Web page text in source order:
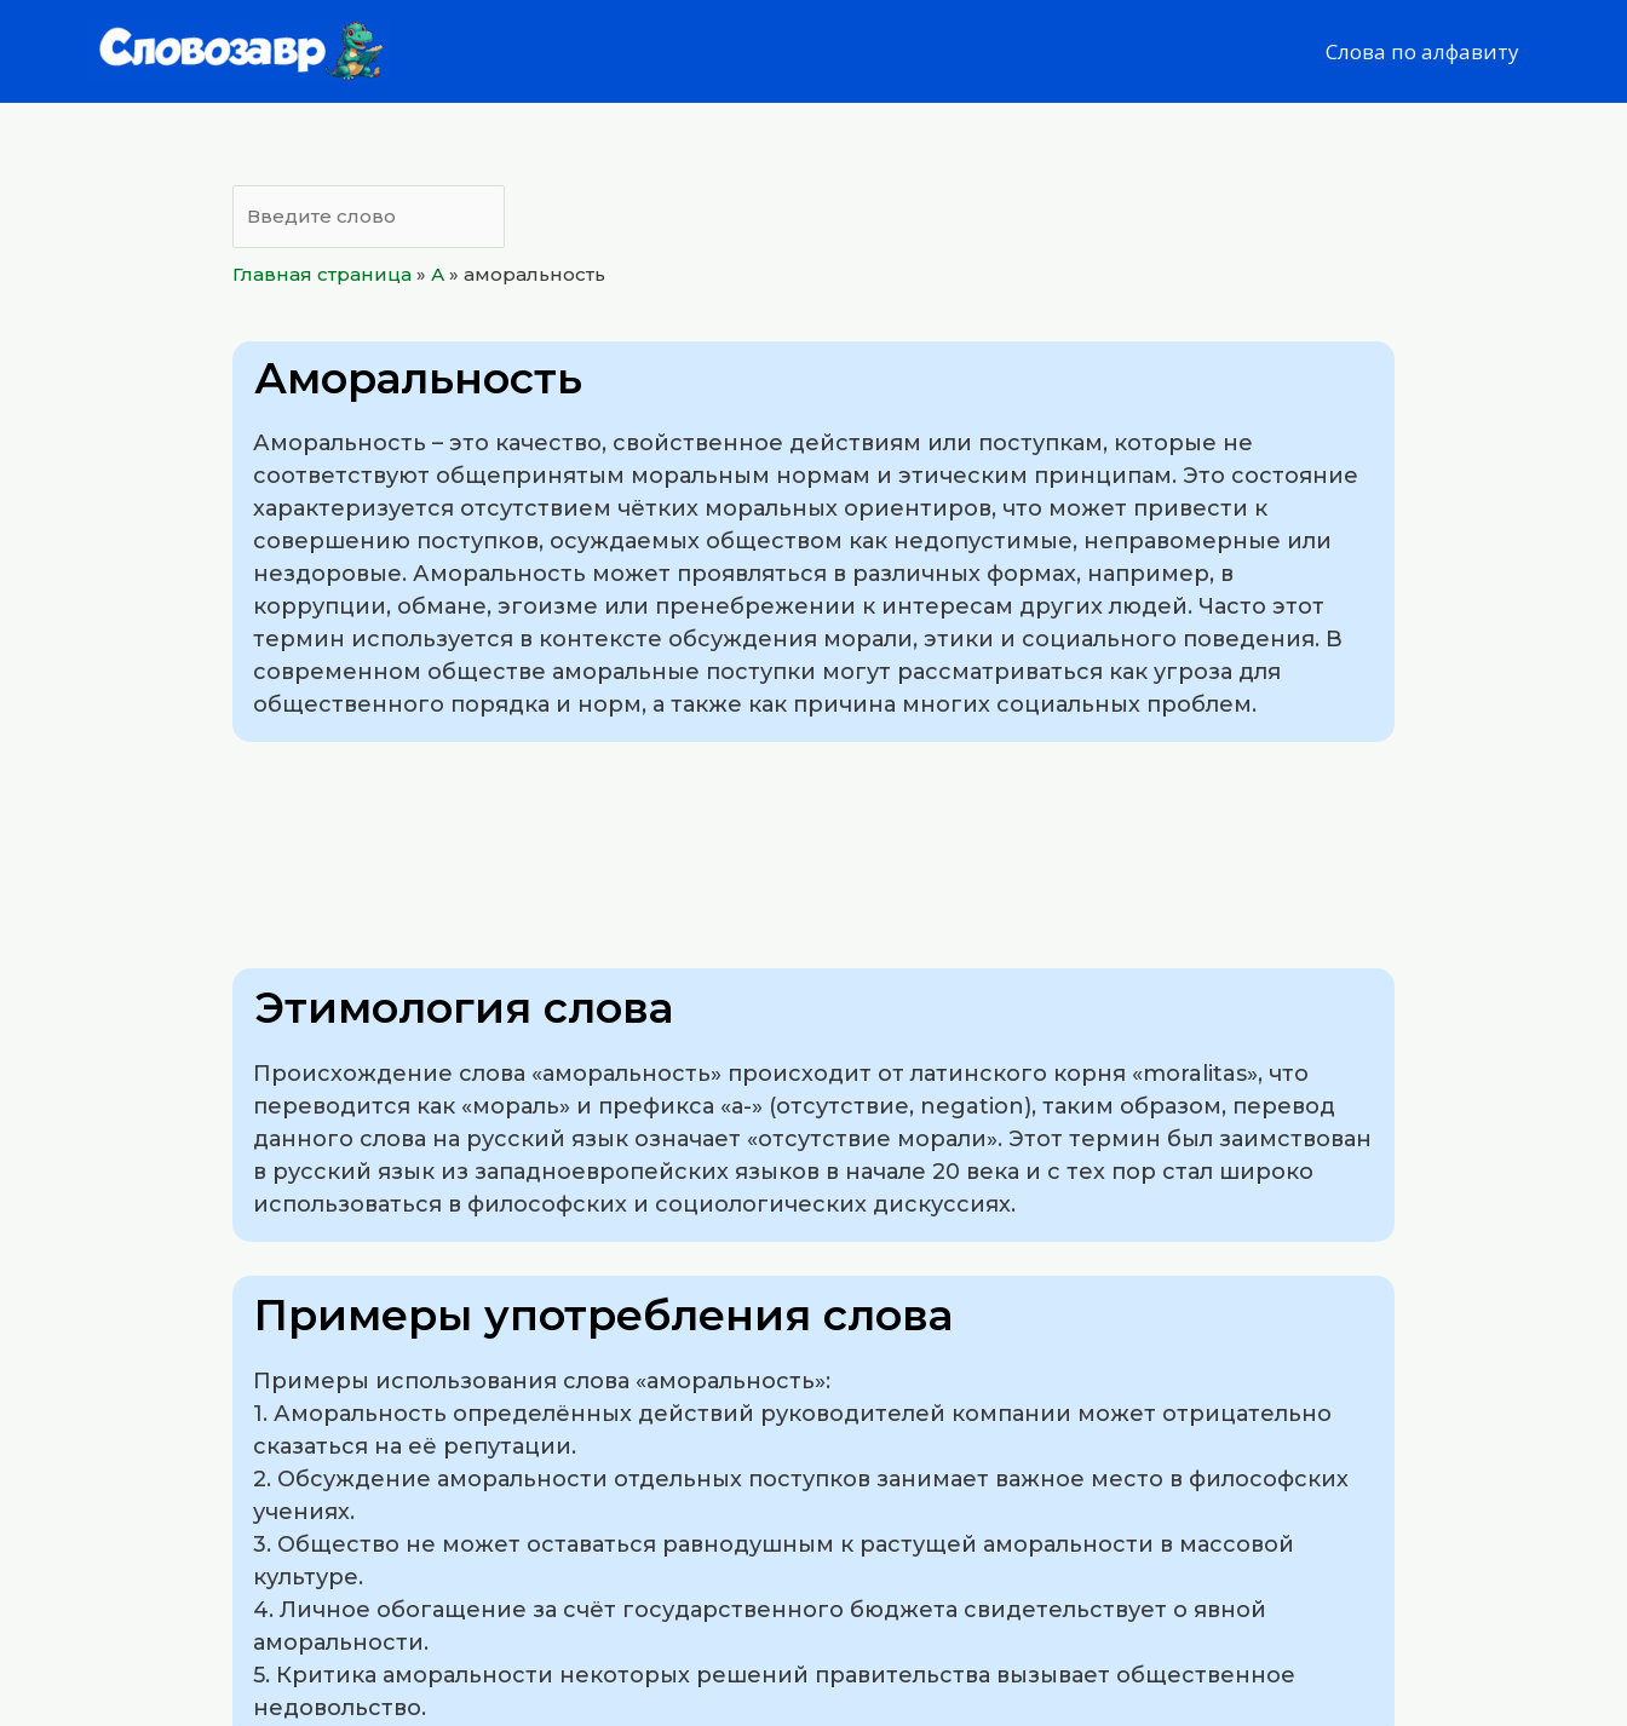
Слова по алфавиту
Главная страница » А » аморальность
Аморальность
Аморальность – это качество, свойственное действиям или поступкам, которые не
соответствуют общепринятым моральным нормам и этическим принципам. Это состояние
характеризуется отсутствием чётких моральных ориентиров, что может привести к
совершению поступков, осуждаемых обществом как недопустимые, неправомерные или
нездоровые. Аморальность может проявляться в различных формах, например, в
коррупции, обмане, эгоизме или пренебрежении к интересам других людей. Часто этот
термин используется в контексте обсуждения морали, этики и социального поведения. В
современном обществе аморальные поступки могут рассматриваться как угроза для
общественного порядка и норм, а также как причина многих социальных проблем.
Этимология слова
Происхождение слова «аморальность» происходит от латинского корня «moralitas», что
переводится как «мораль» и префикса «а-» (отсутствие, negation), таким образом, перевод
данного слова на русский язык означает «отсутствие морали». Этот термин был заимствован
в русский язык из западноевропейских языков в начале 20 века и с тех пор стал широко
использоваться в философских и социологических дискуссиях.
Примеры употребления слова
Примеры использования слова «аморальность»:
1. Аморальность определённых действий руководителей компании может отрицательно
сказаться на её репутации.
2. Обсуждение аморальности отдельных поступков занимает важное место в философских
учениях.
3. Общество не может оставаться равнодушным к растущей аморальности в массовой
культуре.
4. Личное обогащение за счёт государственного бюджета свидетельствует о явной
аморальности.
5. Критика аморальности некоторых решений правительства вызывает общественное
недовольство.